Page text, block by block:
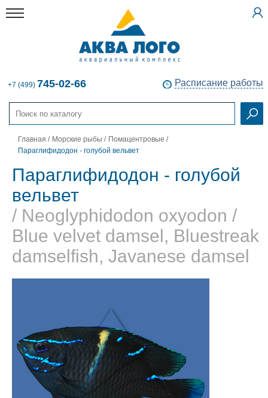
+7 (499) 745-02-66 Расписание работы
Главная / Морские рыбы / Помацентровые /
Параглифидодон - голубой вельвет
Параглифидодон - голубой
вельвет
/ Neoglyphidodon oxyodon /
Blue velvet damsel, Bluestreak
damselfish, Javanese damsel